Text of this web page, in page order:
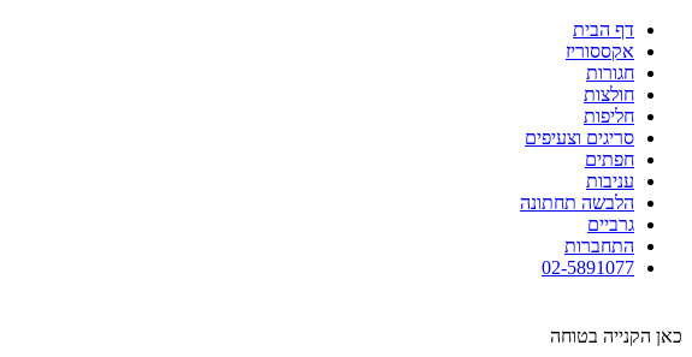
דף הבית
אקססוריז
חגורות
חולצות
חליפות
סריגים וצעיפים
חפתים
עניבות
הלבשה תחתונה
גרביים
התחברות
02-5891077
כאן הקנייה בטוחה